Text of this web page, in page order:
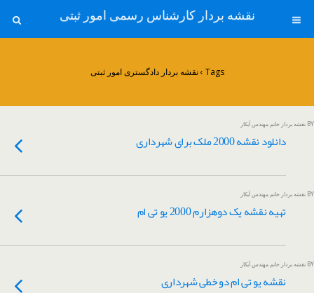
نقشه بردار کارشناس رسمی امور ثبتی
Tags › نقشه بردار دادگستری امور ثبتی
BY نقشه بردار خانم مهندس آبکار
دانلود نقشه 2000 ملک برای شهرداری
BY نقشه بردار خانم مهندس آبکار
تهیه نقشه یک دوهزارم 2000 یو تی ام
BY نقشه بردار خانم مهندس آبکار
نقشه یو تی ام دو خطی شهرداری